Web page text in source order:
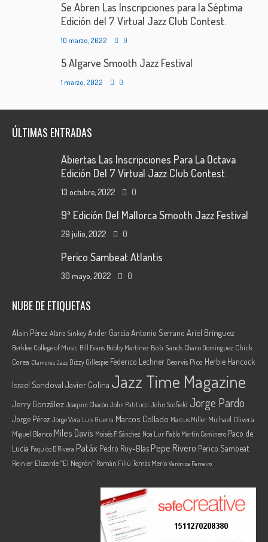
Se Abren Las Inscripciones para la Séptima
Edición del 7 Virtual Jazz Club Contest.
10 marzo, 2022 0
5 Algarve Smooth Jazz Festival
1 marzo, 2022 0
ÚLTIMAS ENTRADAS
Abiertas Las Inscripciones Para La Octava
Edición Del 7 Virtual Jazz Club Contest.
13 octubre, 2022 0
9ª Edición Del Mallorca Smooth Jazz Festival
29 julio, 2022 0
Perico Sambeat Atlantis
30 mayo, 2022 0
NUBE DE ETIQUETAS
Alain Pérez Alana SinkeyAnder García Antonio Serrano Ariel Brínguez
Berklee College of Music Bill Evans Bobby Martínez Bob Sands Chano Domínguez Chick
Corea Clamores Jazz Dizzy Gillespie Federico Lechner Georvis Pico Herbie Hancock
Israel Sandoval Javier Colina Jazz Time Magazine
Jerry González Joaquin Chacón John Patitucci John Scofield Jorge Pardo
Jorge Pérez Jorge Vera Luis Guerra Marcos Collado Marcus Miller Michael Olivera
Miguel Blanco Miles Davis Moisés P. Sánchez Noa Lur Pablo Martín Caminero Paco de
Lucía Paquito D'Rivera Patáx Pedro Ruy-Blas Pepe Rivero Perico Sambeat
Reinier Elizarde “El Negrón” Román Filiú Tomás Merlo Verónica Ferreiro